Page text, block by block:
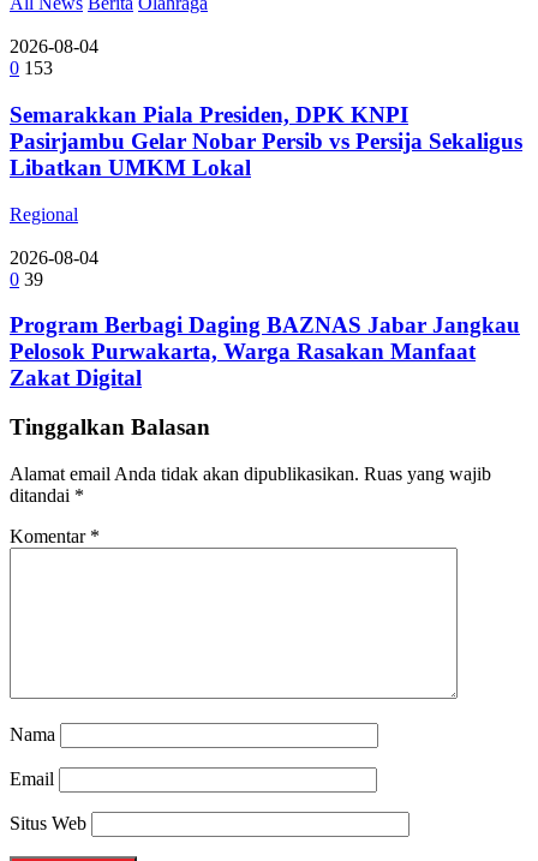
2026-08-04
0 153
Semarakkan Piala Presiden, DPK KNPI
Pasirjambu Gelar Nobar Persib vs Persija Sekaligus
Libatkan UMKM Lokal
Regional
2026-08-04
0 39
Program Berbagi Daging BAZNAS Jabar Jangkau
Pelosok Purwakarta, Warga Rasakan Manfaat
Zakat Digital
Tinggalkan Balasan
Alamat email Anda tidak akan dipublikasikan. Ruas yang wajib
ditandai *
Komentar *
Nama
Email
Situs Web